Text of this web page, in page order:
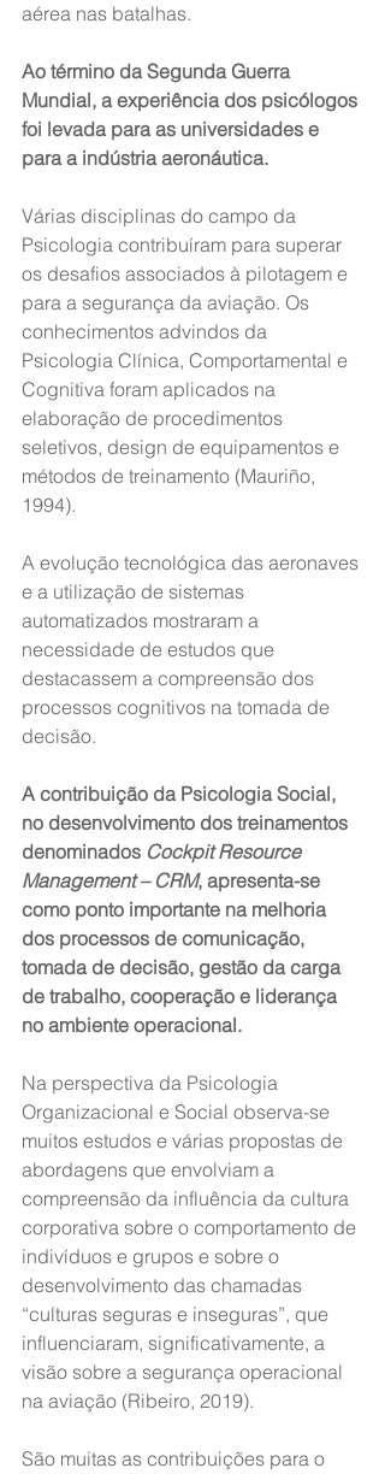
aérea nas batalhas.
Ao término da Segunda Guerra
Mundial, a experiência dos psicólogos
foi levada para as universidades e
para a indústria aeronáutica.
Várias disciplinas do campo da
Psicologia contribuíram para superar
os desafios associados à pilotagem e
para a segurança da aviação. Os
conhecimentos advindos da
Psicologia Clínica, Comportamental e
Cognitiva foram aplicados na
elaboração de procedimentos
seletivos, design de equipamentos e
métodos de treinamento (Mauriño,
1994).
A evolução tecnológica das aeronaves
e a utilização de sistemas
automatizados mostraram a
necessidade de estudos que
destacassem a compreensão dos
processos cognitivos na tomada de
decisão.
A contribuição da Psicologia Social,
no desenvolvimento dos treinamentos
denominados Cockpit Resource
Management – CRM, apresenta-se
como ponto importante na melhoria
dos processos de comunicação,
tomada de decisão, gestão da carga
de trabalho, cooperação e liderança
no ambiente operacional.
Na perspectiva da Psicologia
Organizacional e Social observa-se
muitos estudos e várias propostas de
abordagens que envolviam a
compreensão da influência da cultura
corporativa sobre o comportamento de
indivíduos e grupos e sobre o
desenvolvimento das chamadas
“culturas seguras e inseguras”, que
influenciaram, significativamente, a
visão sobre a segurança operacional
na aviação (Ribeiro, 2019).
São muitas as contribuições para o